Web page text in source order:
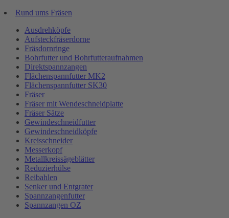
Rund ums Fräsen
Ausdrehköpfe
Aufsteckfräserdorne
Fräsdornringe
Bohrfutter und Bohrfutteraufnahmen
Direktspannzangen
Flächenspannfutter MK2
Flächenspannfutter SK30
Fräser
Fräser mit Wendeschneidplatte
Fräser Sätze
Gewindeschneidfutter
Gewindeschneidköpfe
Kreisschneider
Messerkopf
Metallkreissägeblätter
Reduzierhülse
Reibahlen
Senker und Entgrater
Spannzangenfutter
Spannzangen OZ